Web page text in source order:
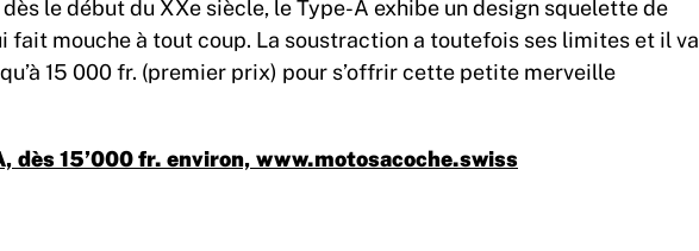
fait mouche à tout coup. La soustraction a toutefois ses limites et il va
15 000 fr. (premier prix) pour s’offrir cette petite merveille
dès 15’000 fr. environ, www.motosacoche.swiss